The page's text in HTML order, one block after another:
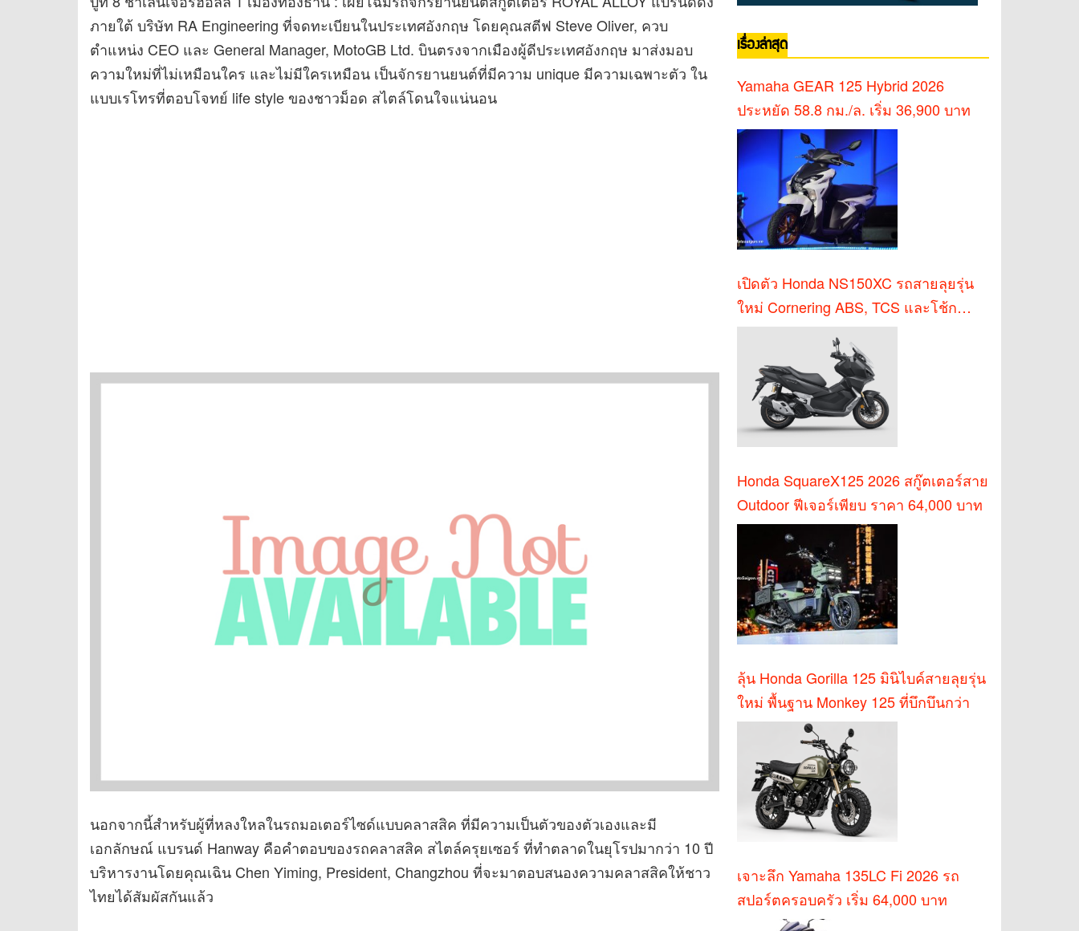
ภายใต้ บริษัท RA Engineering ที่จดทะเบียนในประเทศอังกฤษ โดยคุณสตีฟ Steve Oliver, ควบ
ตำแหน่ง CEO และ General Manager, MotoGB Ltd. บินตรงจากเมืองผู้ดีประเทศอังกฤษ มาส่งมอบ
ความใหม่ที่ไม่เหมือนใคร และไม่มีใครเหมือน เป็นจักรยานยนต์ที่มีความ unique มีความเฉพาะตัว ใน
แบบเรโทรที่ตอบโจทย์ life style ของชาวม็อด สไตล์โดนใจแน่นอน
นอกจากนี้สำหรับผู้ที่หลงใหลในรถมอเตอร์ไซด์แบบคลาสสิค ที่มีความเป็นตัวของตัวเองและมี
เอกลักษณ์ แบรนด์ Hanway คือคำตอบของรถคลาสสิค สไตล์ครุยเซอร์ ที่ทำตลาดในยุโรปมากว่า 10 ปี
บริหารงานโดยคุณเฉิน Chen Yiming, President, Changzhou ที่จะมาตอบสนองความคลาสสิคให้ชาว
ไทยได้สัมผัสกันแล้ว
เรื่องล่าสุด
Yamaha GEAR 125 Hybrid 2026
ประหยัด 58.8 กม./ล. เริ่ม 36,900 บาท
เปิดตัว Honda NS150XC รถสายลุยรุ่น
ใหม่ Cornering ABS, TCS และโช้ก
KYB หัวกลับ
Honda SquareX125 2026 สกู๊ตเตอร์สาย
Outdoor ฟีเจอร์เพียบ ราคา 64,000 บาท
ลุ้น Honda Gorilla 125 มินิไบค์สายลุยรุ่น
ใหม่ พื้นฐาน Monkey 125 ที่บึกบึนกว่า
เจาะลึก Yamaha 135LC Fi 2026 รถ
สปอร์ตครอบครัว เริ่ม 64,000 บาท